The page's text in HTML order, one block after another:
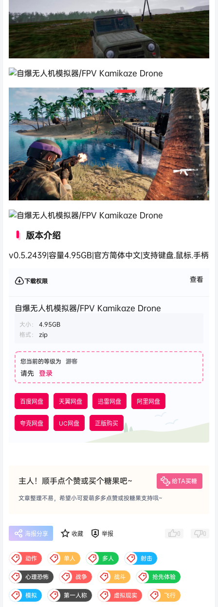
版本介绍
v0.5.2439|容量4.95GB|官方简体中文|支持键盘.鼠标.手柄
下载权限 查看
自爆无人机模拟器/FPV Kamikaze Drone
大小：
4.95GB
格式：
zip
您当前的等级为 游客
请先 登录
百度网盘 天翼网盘 迅雷网盘 阿里网盘
夸克网盘 UC网盘 正版购买
主人！顺手点个赞或买个糖果吧~ 给TA买糖
文章整理不易，希望小可爱萌多多点赞或投糖果支持哦~
海报分享 收藏 举报 0 0
动作 单人 多人 射击
心理恐怖 战争 战斗 抢先体验
模拟 第一人称 虚拟现实 飞行